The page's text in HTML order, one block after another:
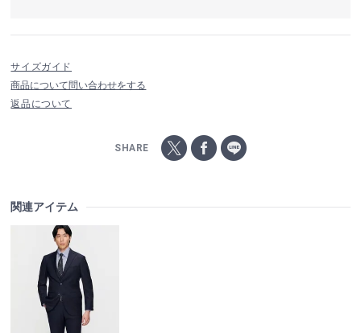
サイズガイド
商品について問い合わせをする
返品について
SHARE
関連アイテム